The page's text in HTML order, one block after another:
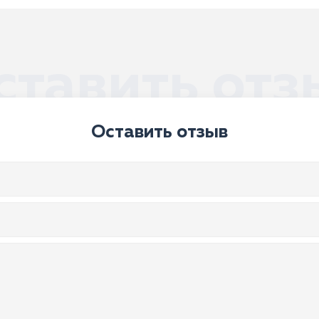
Оставить отзыв